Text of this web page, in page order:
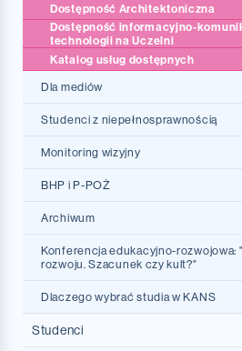
Dydaktyczna Inicjatywa
Dydaktyczna Inicjatywa
Dostępność Architektoniczna
Dostępność informacyjno-
technologii na Uczelni
Katalog usług dostępnych
Dla mediów
Studenci z niepełnosprawnością
Monitoring wizyjny
BHP i P-POŻ
Archiwum
Konferencja edukacyjno-rozwojowa:
rozwoju. Szacunek czy kult?"
Dlaczego wybrać studia w KANS
Studenci